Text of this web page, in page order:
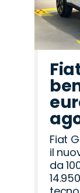
Fiat
il
da